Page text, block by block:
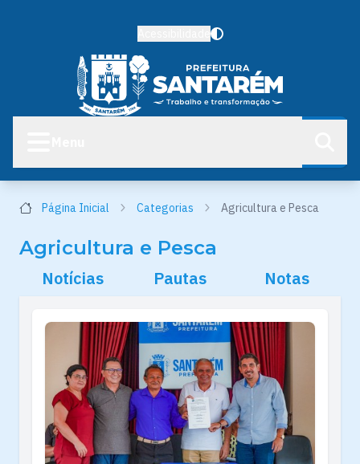
Página Inicial Categorias Agricultura e Pesca
Agricultura e Pesca
Notícias Pautas Notas